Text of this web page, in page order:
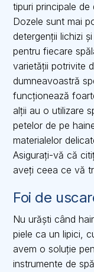
tipuri principale
Dozele sunt mai
detergenții lichizi
pentru fiecare
varietății potrivite
dumneavoastră
funcționează
alții au o utilizare
petelor de pe
materialelor
Asigurați-vă că
aveți ceea ce vă
Foi de
Nu urăști când
piele ca un lipici,
avem o soluție
instrumente de